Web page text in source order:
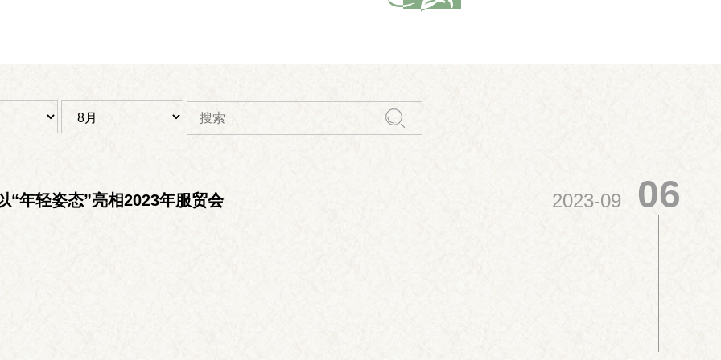
“年轻姿态”亮相2023年服贸会 2023-09 06